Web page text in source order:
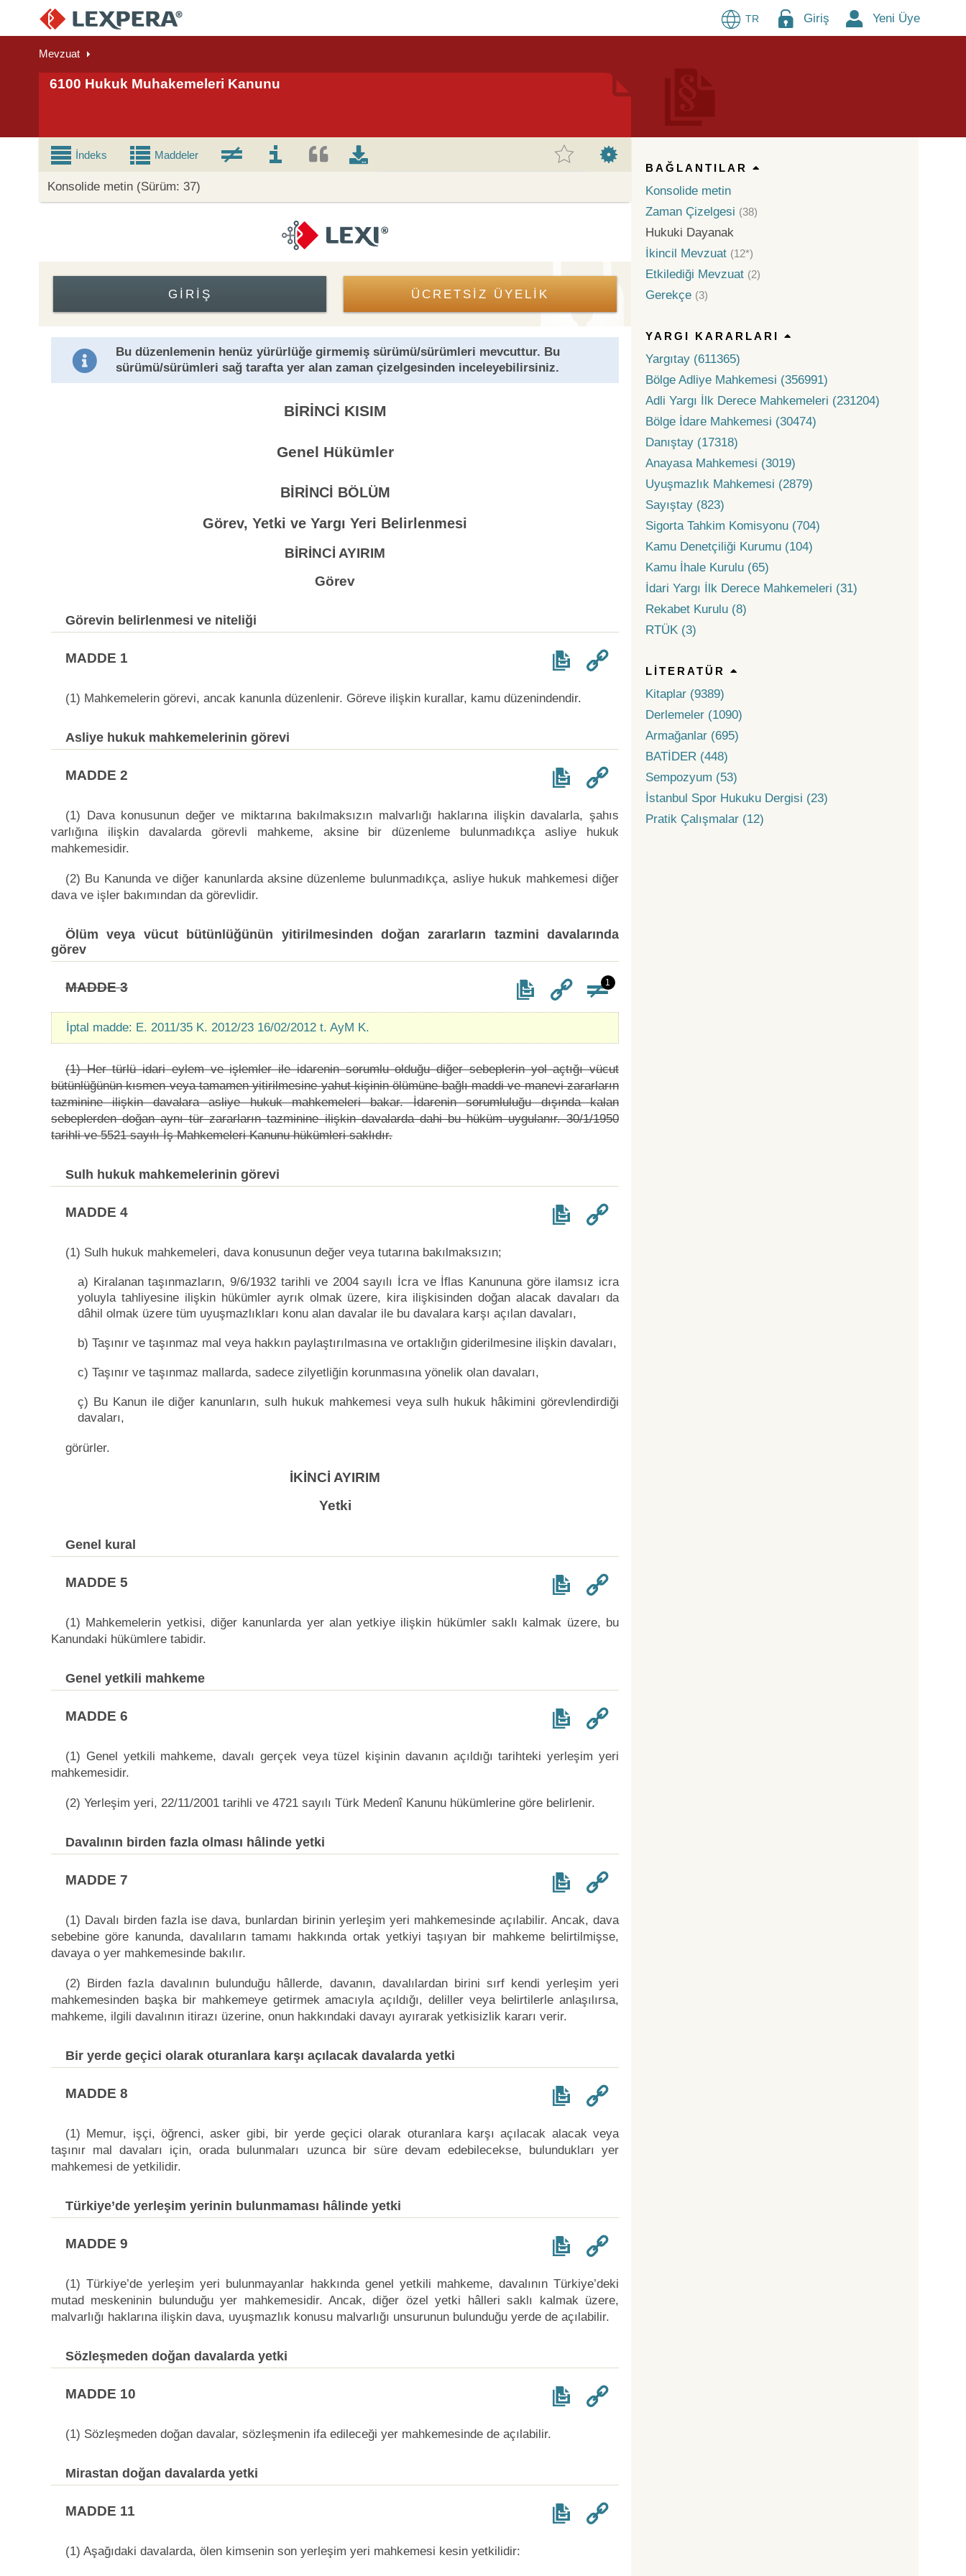
TR Giriş Yeni Üye
Mevzuat
6100 Hukuk Muhakemeleri Kanunu
İndeks Maddeler
Konsolide metin (Sürüm: 37)
GIRIŞ ÜCRETSİZ ÜYELİK
Bu düzenlemenin henüz yürürlüğe girmemiş sürümü/sürümleri mevcuttur. Bu
sürümü/sürümleri sağ tarafta yer alan zaman çizelgesinden inceleyebilirsiniz.
BİRİNCİ KISIM
Genel Hükümler
BİRİNCİ BÖLÜM
Görev, Yetki ve Yargı Yeri Belirlenmesi
BİRİNCİ AYIRIM
Görev
Görevin belirlenmesi ve niteliği
MADDE 1
(1) Mahkemelerin görevi, ancak kanunla düzenlenir. Göreve ilişkin kurallar, kamu düzenindendir.
Asliye hukuk mahkemelerinin görevi
MADDE 2
(1) Dava konusunun değer ve miktarına bakılmaksızın malvarlığı haklarına ilişkin davalarla, şahıs
varlığına ilişkin davalarda görevli mahkeme, aksine bir düzenleme bulunmadıkça asliye hukuk
mahkemesidir.
(2) Bu Kanunda ve diğer kanunlarda aksine düzenleme bulunmadıkça, asliye hukuk mahkemesi diğer
dava ve işler bakımından da görevlidir.
Ölüm veya vücut bütünlüğünün yitirilmesinden doğan zararların tazmini davalarında
görev
MADDE 3 1
İptal madde: E. 2011/35 K. 2012/23 16/02/2012 t. AyM K.
(1) Her türlü idari eylem ve işlemler ile idarenin sorumlu olduğu diğer sebeplerin yol açtığı vücut
bütünlüğünün kısmen veya tamamen yitirilmesine yahut kişinin ölümüne bağlı maddi ve manevi zararların
tazminine ilişkin davalara asliye hukuk mahkemeleri bakar. İdarenin sorumluluğu dışında kalan
sebeplerden doğan aynı tür zararların tazminine ilişkin davalarda dahi bu hüküm uygulanır. 30/1/1950
tarihli ve 5521 sayılı İş Mahkemeleri Kanunu hükümleri saklıdır.
Sulh hukuk mahkemelerinin görevi
MADDE 4
(1) Sulh hukuk mahkemeleri, dava konusunun değer veya tutarına bakılmaksızın;
a) Kiralanan taşınmazların, 9/6/1932 tarihli ve 2004 sayılı İcra ve İflas Kanununa göre ilamsız icra
yoluyla tahliyesine ilişkin hükümler ayrık olmak üzere, kira ilişkisinden doğan alacak davaları da
dâhil olmak üzere tüm uyuşmazlıkları konu alan davalar ile bu davalara karşı açılan davaları,
b) Taşınır ve taşınmaz mal veya hakkın paylaştırılmasına ve ortaklığın giderilmesine ilişkin davaları,
c) Taşınır ve taşınmaz mallarda, sadece zilyetliğin korunmasına yönelik olan davaları,
ç) Bu Kanun ile diğer kanunların, sulh hukuk mahkemesi veya sulh hukuk hâkimini görevlendirdiği
davaları,
görürler.
İKİNCİ AYIRIM
Yetki
Genel kural
MADDE 5
(1) Mahkemelerin yetkisi, diğer kanunlarda yer alan yetkiye ilişkin hükümler saklı kalmak üzere, bu
Kanundaki hükümlere tabidir.
Genel yetkili mahkeme
MADDE 6
(1) Genel yetkili mahkeme, davalı gerçek veya tüzel kişinin davanın açıldığı tarihteki yerleşim yeri
mahkemesidir.
(2) Yerleşim yeri, 22/11/2001 tarihli ve 4721 sayılı Türk Medenî Kanunu hükümlerine göre belirlenir.
Davalının birden fazla olması hâlinde yetki
MADDE 7
(1) Davalı birden fazla ise dava, bunlardan birinin yerleşim yeri mahkemesinde açılabilir. Ancak, dava
sebebine göre kanunda, davalıların tamamı hakkında ortak yetkiyi taşıyan bir mahkeme belirtilmişse,
davaya o yer mahkemesinde bakılır.
(2) Birden fazla davalının bulunduğu hâllerde, davanın, davalılardan birini sırf kendi yerleşim yeri
mahkemesinden başka bir mahkemeye getirmek amacıyla açıldığı, deliller veya belirtilerle anlaşılırsa,
mahkeme, ilgili davalının itirazı üzerine, onun hakkındaki davayı ayırarak yetkisizlik kararı verir.
Bir yerde geçici olarak oturanlara karşı açılacak davalarda yetki
MADDE 8
(1) Memur, işçi, öğrenci, asker gibi, bir yerde geçici olarak oturanlara karşı açılacak alacak veya
taşınır mal davaları için, orada bulunmaları uzunca bir süre devam edebilecekse, bulundukları yer
mahkemesi de yetkilidir.
Türkiye’de yerleşim yerinin bulunmaması hâlinde yetki
MADDE 9
(1) Türkiye’de yerleşim yeri bulunmayanlar hakkında genel yetkili mahkeme, davalının Türkiye’deki
mutad meskeninin bulunduğu yer mahkemesidir. Ancak, diğer özel yetki hâlleri saklı kalmak üzere,
malvarlığı haklarına ilişkin dava, uyuşmazlık konusu malvarlığı unsurunun bulunduğu yerde de açılabilir.
Sözleşmeden doğan davalarda yetki
MADDE 10
(1) Sözleşmeden doğan davalar, sözleşmenin ifa edileceği yer mahkemesinde de açılabilir.
Mirastan doğan davalarda yetki
MADDE 11
(1) Aşağıdaki davalarda, ölen kimsenin son yerleşim yeri mahkemesi kesin yetkilidir:
BAĞLANTILAR
Konsolide metin
Zaman Çizelgesi (38)
Hukuki Dayanak
İkincil Mevzuat (12*)
Etkilediği Mevzuat (2)
Gerekçe (3)
YARGI KARARLARI
Yargıtay (611365)
Bölge Adliye Mahkemesi (356991)
Adli Yargı İlk Derece Mahkemeleri (231204)
Bölge İdare Mahkemesi (30474)
Danıştay (17318)
Anayasa Mahkemesi (3019)
Uyuşmazlık Mahkemesi (2879)
Sayıştay (823)
Sigorta Tahkim Komisyonu (704)
Kamu Denetçiliği Kurumu (104)
Kamu İhale Kurulu (65)
İdari Yargı İlk Derece Mahkemeleri (31)
Rekabet Kurulu (8)
RTÜK (3)
LITERATÜR
Kitaplar (9389)
Derlemeler (1090)
Armağanlar (695)
BATİDER (448)
Sempozyum (53)
İstanbul Spor Hukuku Dergisi (23)
Pratik Çalışmalar (12)